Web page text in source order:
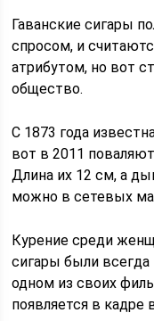
Гаванские сигары
спросом, и
атрибутом, но вот
общество.
С 1873 года
вот в 2011
Длина их 12 см, а
можно в сетевых
Курение среди
сигары были
одном из своих
появляется в кадре